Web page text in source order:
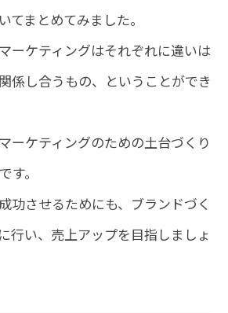
てまとめてみました。
ーケティングはそれぞれに違いは
係し合うもの、ということができ
ーケティングのための土台づくり
す。
功させるためにも、ブランドづく
行い、売上アップを目指しましょ